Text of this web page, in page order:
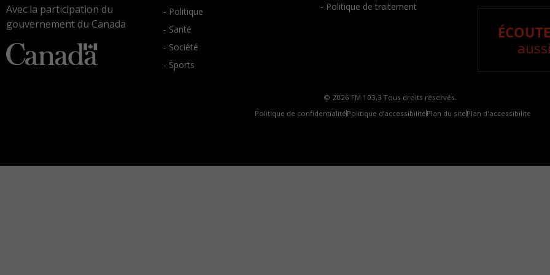
Avec la participation du
gouvernement du Canada
- Politique
- Santé
- Société
- Sports
- Politique de traitement
© 2026 FM 103,3 Tous droits réservés.
Politique de confidentialité Politique d’accessibilité Plan du site Plan d'accessibilite